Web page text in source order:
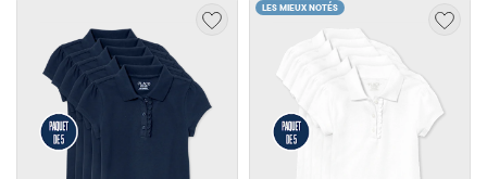
LES MIEUX NOTÉS